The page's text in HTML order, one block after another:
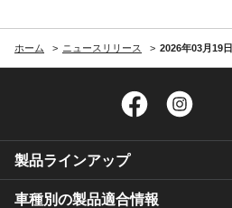
ホーム ニュースリリース 2026年03月19日
Facebook
製品ラインアップ
車種別の製品適合情報